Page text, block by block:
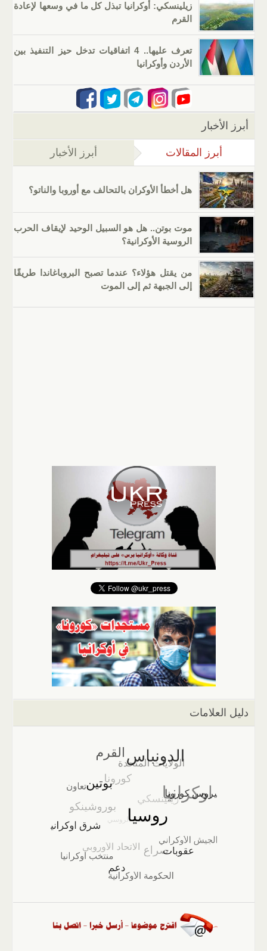
زيلينسكي: أوكرانيا تبذل كل ما في وسعها لإعادة
القرم
تعرف عليها.. 4 اتفاقيات تدخل حيز التنفيذ بين
الأردن وأوكرانيا
أبرز الأخبار
أبرز المقالات (علامة التبويب النشطة)
أبرز الأخبار
هل أخطأ الأوكران بالتحالف مع أوروبا والناتو؟
موت بوتن.. هل هو السبيل الوحيد لإيقاف الحرب
الروسية الأوكرانية؟
من يقتل هؤلاء؟ عندما تصبح البروباغاندا طريقًا
إلى الجبهة ثم إلى الموت
دليل العلامات